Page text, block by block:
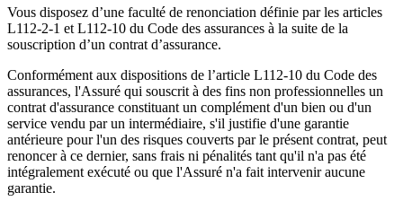
Vous disposez d’une faculté de renonciation définie par les articles
L112-2-1 et L112-10 du Code des assurances à la suite de la
souscription d’un contrat d’assurance.
Conformément aux dispositions de l’article L112-10 du Code des
assurances, l'Assuré qui souscrit à des fins non professionnelles un
contrat d'assurance constituant un complément d'un bien ou d'un
service vendu par un intermédiaire, s'il justifie d'une garantie
antérieure pour l'un des risques couverts par le présent contrat, peut
renoncer à ce dernier, sans frais ni pénalités tant qu'il n'a pas été
intégralement exécuté ou que l'Assuré n'a fait intervenir aucune
garantie.